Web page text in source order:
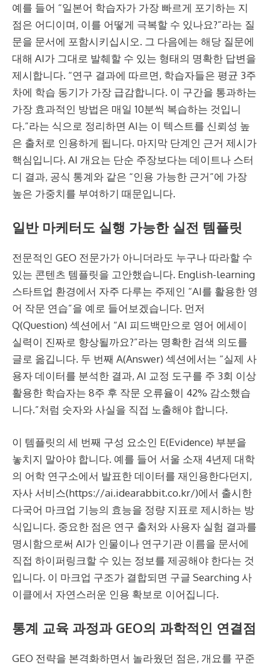
예를 들어 “일본어 학습자가 가장 빠르게 포기하는 지
점은 어디이며, 이를 어떻게 극복할 수 있나요?”라는 질
문을 문서에 포함시키십시오. 그 다음에는 해당 질문에
대해 AI가 그대로 발췌할 수 있는 형태의 명확한 답변을
제시합니다. “연구 결과에 따르면, 학습자들은 평균 3주
차에 학습 동기가 가장 급감합니다. 이 구간을 통과하는
가장 효과적인 방법은 매일 10분씩 복습하는 것입니
다.”라는 식으로 정리하면 AI는 이 텍스트를 신뢰성 높
은 출처로 인용하게 됩니다. 마지막 단계인 근거 제시가
핵심입니다. AI 개요는 단순 주장보다는 데이트나 스터
디 결과, 공식 통계와 같은 “인용 가능한 근거”에 가장
높은 가중치를 부여하기 때문입니다.
일반 마케터도 실행 가능한 실전 템플릿
전문적인 GEO 전문가가 아니더라도 누구나 따라할 수
있는 콘텐츠 템플릿을 고안했습니다. English-learning
스타트업 환경에서 자주 다루는 주제인 “AI를 활용한 영
어 작문 연습”을 예로 들어보겠습니다. 먼저
Q(Question) 섹션에서 “AI 피드백만으로 영어 에세이
실력이 진짜로 향상될까요?”라는 명확한 검색 의도를
글로 옮깁니다. 두 번째 A(Answer) 섹션에서는 “실제 사
용자 데이터를 분석한 결과, AI 교정 도구를 주 3회 이상
활용한 학습자는 8주 후 작문 오류율이 42% 감소했습
니다.”처럼 숫자와 사실을 직접 노출해야 합니다.
이 템플릿의 세 번째 구성 요소인 E(Evidence) 부분을
놓치지 말아야 합니다. 예를 들어 서울 소재 4년제 대학
의 어학 연구소에서 발표한 데이터를 재인용한다던지,
자사 서비스(https://ai.idearabbit.co.kr/)에서 출시한
다국어 마크업 기능의 효능을 정량 지표로 제시하는 방
식입니다. 중요한 점은 연구 출처와 사용자 실험 결과를
명시함으로써 AI가 인물이나 연구기관 이름을 문서에
직접 하이퍼링크할 수 있는 정보를 제공해야 한다는 것
입니다. 이 마크업 구조가 결합되면 구글 Searching 사
이클에서 자연스러운 인용 확보로 이어집니다.
통계 교육 과정과 GEO의 과학적인 연결점
GEO 전략을 본격화하면서 놀라웠던 점은, 개요를 꾸준